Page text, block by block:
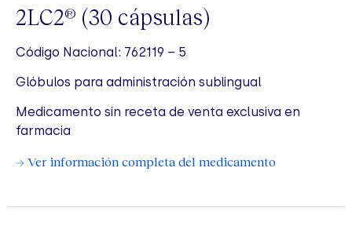
2LC2® (30 cápsulas)
Código Nacional: 762119 – 5
Glóbulos para administración sublingual
Medicamento sin receta de venta exclusiva en
farmacia
→ Ver información completa del medicamento